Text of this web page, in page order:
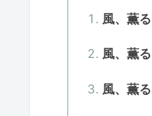
風、薫
風、薫
風、薫